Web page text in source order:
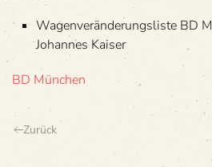
Wagen­ver­än­de­rungs­liste BD
Johan­nes Kaiser
BD München
Zurück